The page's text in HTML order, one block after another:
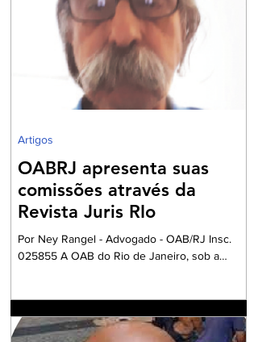
dos campos relativos ao Imposto sobre Bens e
Serviços (IBS) e à Contribuição sobre Bens e
Serviços (CBS). A mudança marca uma das
primeiras etapas de validação obrigatória
OABRJ apresenta suas
comissões através da
Revista Juris RIo
Por Ney Rangel - Advogado - OAB/RJ Insc.
025855 A OAB do Rio de Janeiro, sob a
Comissões formadas por Advogados e
Artigos